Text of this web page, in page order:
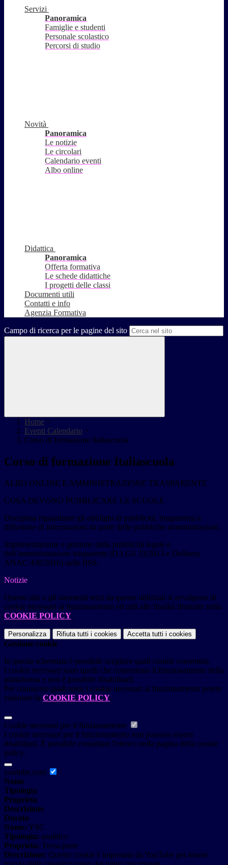
Servizi
Panoramica
Famiglie e studenti
Personale scolastico
Percorsi di studio
Novità
Panoramica
Le notizie
Le circolari
Calendario eventi
Albo online
Didattica
Panoramica
Offerta formativa
Le schede didattiche
I progetti delle classi
Documenti utili
Contatti e info
Agenzia Formativa
Campo di ricerca per le pagine del sito
Home >
Eventi Calendario >
Corso di formazione Italiascuola
Corso di formazione Italiascuola
ALBO ONLINE E AMMINISTRAZIONE TRASPARENTE
COSA DEVONO PUBBLICARE LE SCUOLE
Disciplina riguardante gli obblighi di pubblicità, trasparenza e
diffusione di informazioni da parte delle pubbliche amministrazioni.
Implementazione e gestione della pubblicità legale e
dell’amministrazione trasparente (D.LGS 33/2013 e Delibera
ANAC 430/2016) nelle IISS.
Notizie
Questo sito o gli strumenti terzi da questo utilizzati si avvalgono di
cookie necessari al funzionamento ed utili alle finalità illustrate nella
COOKIE POLICY.
Personalizza Rifiuta tutti i cookies Accetta tutti i cookies
Gestione cookie
In questa schermata è possibile scegliere quali cookie consentire.
I cookie necessari sono quelli che consentono il funzionamento della
piattaforma e non è possibile disabilitarli.
Per conoscere quali sono i cookie necessari al funzionamento potete
visionare la COOKIE POLICY.
Cookie necessari per il funzionamento
I cookie necessari per il funzionamento non possono essere
disabilitati. È possibile consultare l'elenco nella pagina della cookie
policy.
youtube.com
Nome
Tipologia
Proprieta
Descrizione
Durata
Nome: YSC
Tipologia: analitico
Proprieta: Terza-parte
Descrizione: Questo cookie è impostato da YouTube per tenere